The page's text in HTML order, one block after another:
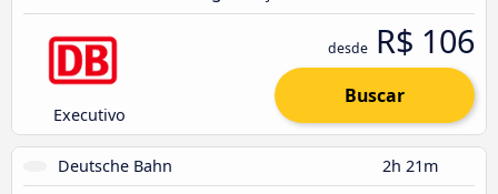
Executivo
desde R$ 106
Buscar
Deutsche Bahn 2h 21m